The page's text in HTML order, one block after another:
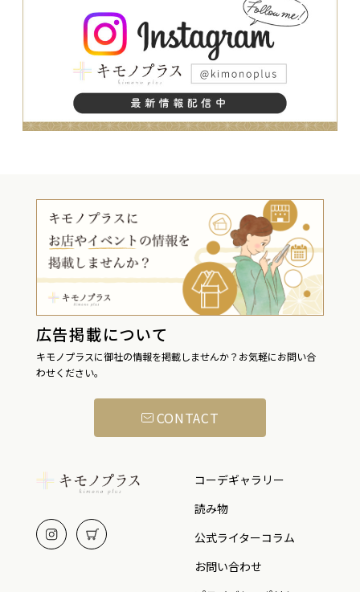
広告掲載について
キモノプラスに御社の情報を掲載しませんか？お気軽にお問い合
わせください。
CONTACT
コーデギャラリー
読み物
公式ライターコラム
お問い合わせ